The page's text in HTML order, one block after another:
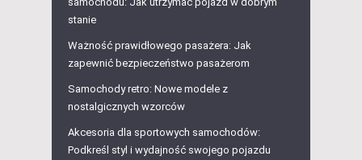
stanie
Ważność prawidłowego pasażera: Jak
zapewnić bezpieczeństwo pasażerom
Samochody retro: Nowe modele z
nostalgicznych wzorców
Akcesoria dla sportowych samochodów:
Podkreśl styl i wydajność swojego pojazdu